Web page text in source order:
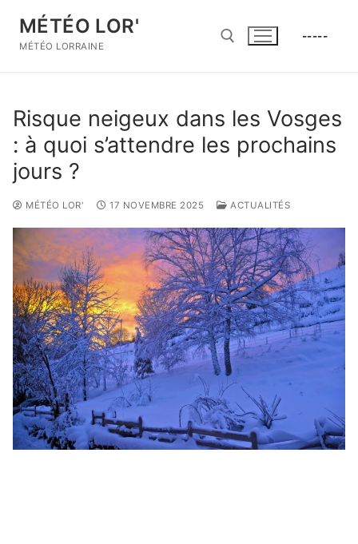
contenu
MÉTÉO LOR'
MÉTÉO LORRAINE
-----
Risque neigeux dans les Vosges
: à quoi s’attendre les prochains
jours ?
MÉTÉO LOR' 17 NOVEMBRE 2025 ACTUALITÉS